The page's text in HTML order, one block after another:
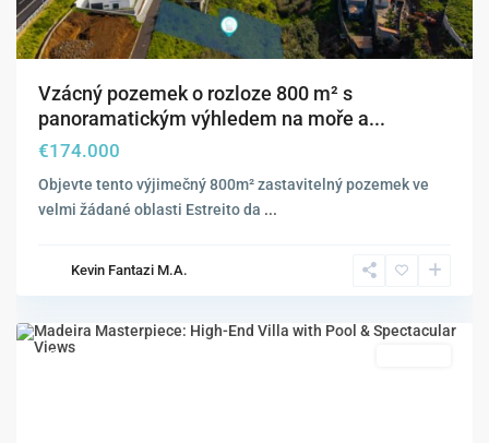
Vzácný pozemek o rozloze 800 m² s
panoramatickým výhledem na moře a...
€174.000
Objevte tento výjimečný 800m² zastavitelný pozemek ve
velmi žádané oblasti Estreito da ...
Kevin Fantazi M.A.
Estrela
Doporučené